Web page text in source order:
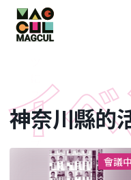
ン
テ
ン
ス
キ
ッ
プ
神奈川縣的
會議中